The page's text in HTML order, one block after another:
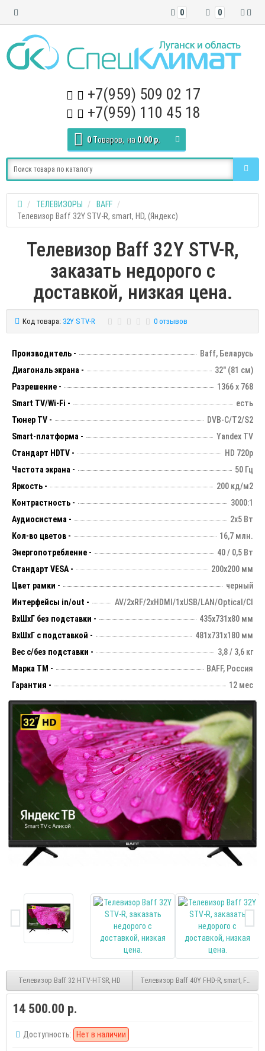
0
0
+7(959) 509 02 17
+7(959) 110 45 18
0 Tоваров, на 0.00 р.
ТЕЛЕВИЗОРЫ
BAFF
Телевизор Baff 32Y STV-R, smart, HD, (Яндекс)
Телевизор Baff 32Y STV-R,
заказать недорого с
доставкой, низкая цена.
Код товара: 32Y STV-R 0 отзывов
Производитель -
Baff, Беларусь
Диагональ экрана -
32" (81 см)
Разрешение -
1366 х 768
Smart TV/Wi-Fi -
есть
Тюнер TV -
DVB-C/T2/S2
Smart-платформа -
Yandex TV
Стандарт HDTV -
HD 720p
Частота экрана -
50 Гц
Яркость -
200 кд/м2
Контрастность -
3000:1
Аудиосистема -
2х5 Вт
Кол-во цветов -
16,7 млн.
Энергопотребление -
40 / 0,5 Вт
Стандарт VESA -
200х200 мм
Цвет рамки -
черный
Интерфейсы in/out -
AV/2xRF/2xHDMI/1xUSB/LAN/Optical/CI
ВхШхГ без подставки -
435х731х80 мм
ВхШхГ с подставкой -
481x731x180 мм
Вес с/без подставки -
3,8 / 3,6 кг
Марка ТМ -
BAFF, Россия
Гарантия -
12 мес
Телевизор Baff 32 HTV-HTSR, HD Телевизор Baff 40Y FHD-R, smart, FHD,
14 500.00 р.
Доступность: Нет в наличии